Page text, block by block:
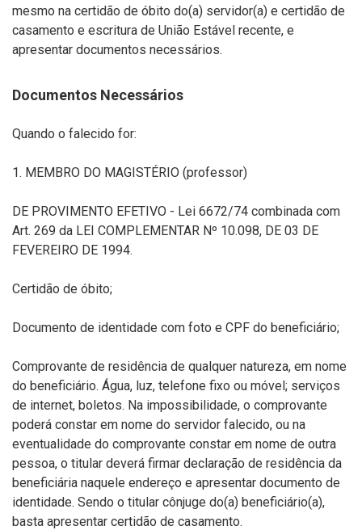
mesmo na certidão de óbito do(a) servidor(a) e certidão de
casamento e escritura de União Estável recente, e
apresentar documentos necessários.
Documentos Necessários
Quando o falecido for:
1. MEMBRO DO MAGISTÉRIO (professor)
DE PROVIMENTO EFETIVO - Lei 6672/74 combinada com
Art. 269 da LEI COMPLEMENTAR Nº 10.098, DE 03 DE
FEVEREIRO DE 1994.
Certidão de óbito;
Documento de identidade com foto e CPF do beneficiário;
Comprovante de residência de qualquer natureza, em nome
do beneficiário. Água, luz, telefone fixo ou móvel; serviços
de internet, boletos. Na impossibilidade, o comprovante
poderá constar em nome do servidor falecido, ou na
eventualidade do comprovante constar em nome de outra
pessoa, o titular deverá firmar declaração de residência da
beneficiária naquele endereço e apresentar documento de
identidade. Sendo o titular cônjuge do(a) beneficiário(a),
basta apresentar certidão de casamento.